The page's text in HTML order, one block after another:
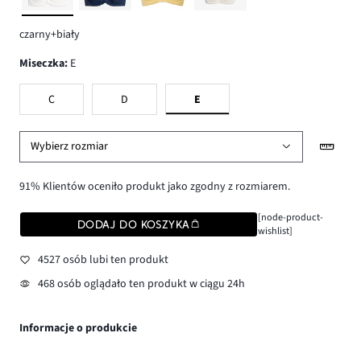
czarny+biały
Miseczka: E
C D E
Wybierz rozmiar
91% Klientów oceniło produkt jako zgodny z rozmiarem.
DODAJ DO KOSZYKA
[node-product-
wishlist]
4527 osób lubi ten produkt
468 osób oglądało ten produkt w ciągu 24h
Informacje o produkcie